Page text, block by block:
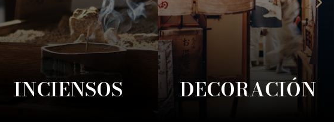
INCIENSOS DECORACIÓN